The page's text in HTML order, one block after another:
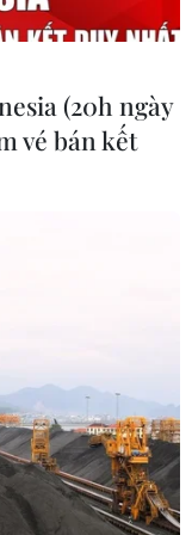
họ
(20h ngày
vé bán kết